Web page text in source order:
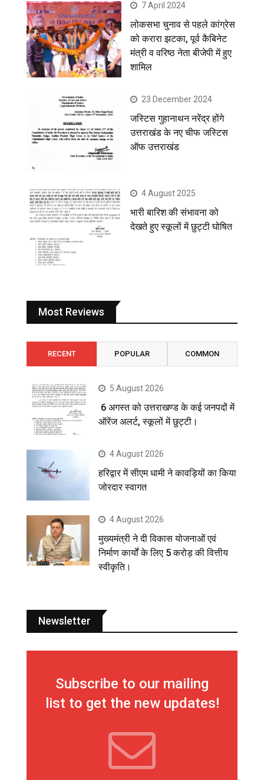
7 April 2024
लोकसभा चुनाव से पहले कांग्रेस
को करारा झटका, पूर्व कैबिनेट
मंत्री व वरिष्ठ नेता बीजेपी में हुए
शामिल
23 December 2024
जस्टिस गुहानाथन नरेंद्र होंगे
उत्तराखंड के नए चीफ जस्टिस
ऑफ उत्तराखंड
4 August 2025
भारी बारिश की संभावना को
देखते हुए स्कूलों में छुट्टी घोषित
Most Reviews
RECENT POPULAR COMMON
5 August 2026
6 अगस्त को उत्तराखण्ड के कई जनपदों में
ऑरेंज अलर्ट, स्कूलों में छुट्टी।
4 August 2026
हरिद्वार में सीएम धामी ने कावड़ियों का किया
जोरदार स्वागत
4 August 2026
मुख्यमंत्री ने दी विकास योजनाओं एवं
निर्माण कार्यों के लिए 5 करोड़ की वित्तीय
स्वीकृति।
Newsletter
Subscribe to our mailing
list to get the new updates!